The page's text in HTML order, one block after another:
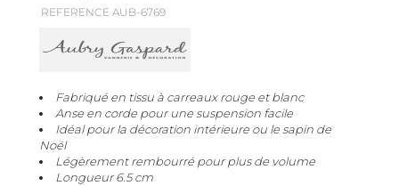
REFERENCE AUB-6769
Fabriqué en tissu à carreaux rouge et blanc
Anse en corde pour une suspension facile
Idéal pour la décoration intérieure ou le sapin de
Noël
Légèrement rembourré pour plus de volume
Longueur 6.5 cm